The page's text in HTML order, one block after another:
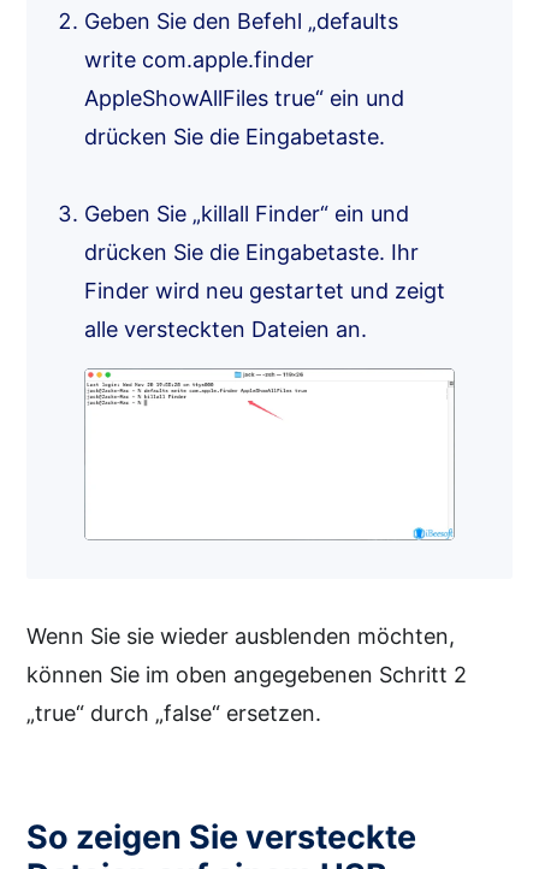
Geben Sie den Befehl „defaults
write com.apple.finder
AppleShowAllFiles true“ ein und
drücken Sie die Eingabetaste.
Geben Sie „killall Finder“ ein und
drücken Sie die Eingabetaste. Ihr
Finder wird neu gestartet und zeigt
alle versteckten Dateien an.
Wenn Sie sie wieder ausblenden möchten,
können Sie im oben angegebenen Schritt 2
„true“ durch „false“ ersetzen.
So zeigen Sie versteckte